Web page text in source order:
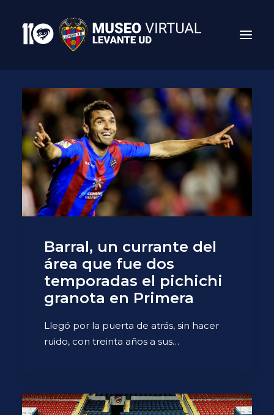
Search
Barral, un currante del
área que fue dos
temporadas el pichichi
granota en Primera
Llegó por la puerta de atrás, sin hacer
ruido, con treinta años a sus…